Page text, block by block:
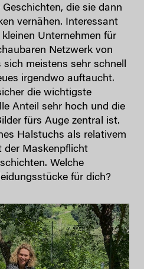
die sie dann
vernähen. Interessant
Unternehmen für
Netzwerk von
meistens sehr schnell
irgendwo auftaucht.
die wichtigste
Anteil sehr hoch und die
fürs Auge zentral ist.
Halstuchs als relativem
der Maskenpflicht
Welche
für dich?